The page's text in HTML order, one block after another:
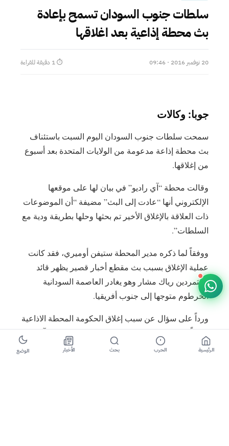
الرئيسية الحرب بحث الأخبار الوضع
سلطات جنوب السودان تسمح بإعادة
بث محطة إذاعية بعد اغلاقها
20 نوفمبر 2016 · 09:46 ⏱ 1 دقيقة للقراءة
جوبا: وكالات
سمحت سلطات جنوب السودان اليوم السبت باستئناف
بث محطة إذاعة مدعومة من الولايات المتحدة بعد أسبوع
من إغلاقها.
وقالت محطة “آي راديو” في بيان لها على موقعها
الإلكتروني أنها “عادت إلى البث” مضيفة “أن الموضوعات
ذات العلاقة بالإغلاق الأخير تم بحثها وحلها بطريقة ودية مع
السلطات”.
ووفقاً لما ذكره مدير المحطة ستيفن أوميري، فقد كانت
عملية الإغلاق بسبب بث مقطع أخبار قصير يظهر قائد
المتمردين رياك مشار وهو يغادر العاصمة السودانية
الخرطوم متوجها إلى جنوب أفريقيا.
ورداً على سؤال عن سبب إغلاق الحكومة المحطة الاذاعية
مؤقتاً، قال وزير الإعلام مايكل ماكوي: إن محطة “آي
راديو” التي تتلقى تمويلاً من الحكومة الأمريكية، تعمل